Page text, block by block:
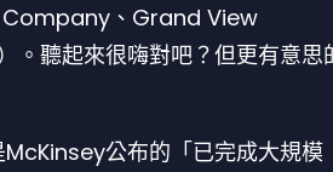
、Grand View
。聽起來很嗨對吧？但更有意思
McKinsey公布的「已完成大規模